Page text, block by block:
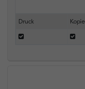
Druck Kopie